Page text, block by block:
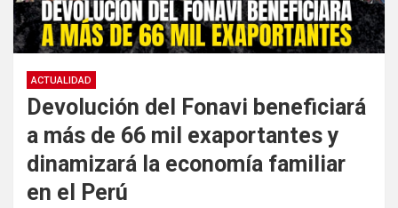
ACTUALIDAD
Devolución del Fonavi beneficiará
a más de 66 mil exaportantes y
dinamizará la economía familiar
en el Perú